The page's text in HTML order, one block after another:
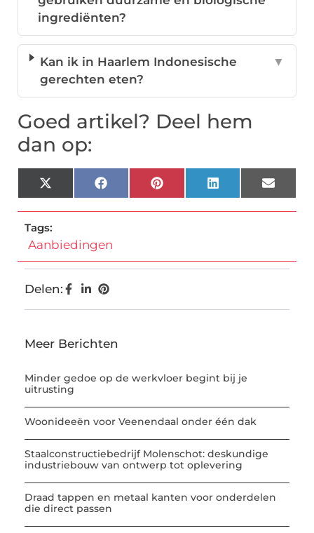
ingrediënten?
Kan ik in Haarlem Indonesische
gerechten eten?
▼
Goed artikel? Deel hem
dan op:
X
(Twitter)
FacebookPinterestLinkedInEmail
Tags:
Aanbiedingen
Delen:
Meer Berichten
Minder gedoe op de werkvloer begint bij je
uitrusting
Woonideeën voor Veenendaal onder één dak
Staalconstructiebedrijf Molenschot: deskundige
industriebouw van ontwerp tot oplevering
Draad tappen en metaal kanten voor onderdelen
die direct passen